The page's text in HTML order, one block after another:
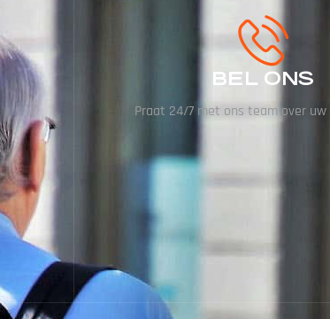
BEL ONS
Praat 24/7 met ons team over